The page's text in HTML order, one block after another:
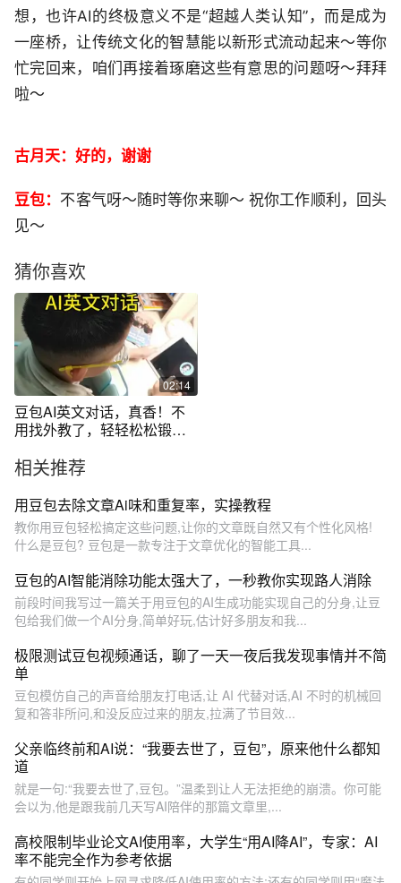
想，也许AI的终极意义不是“超越人类认知”，而是成为
一座桥，让传统文化的智慧能以新形式流动起来～等你
忙完回来，咱们再接着琢磨这些有意思的问题呀～拜拜
啦～
古月天：好的，谢谢
豆包： 不客气呀～随时等你来聊～ 祝你工作顺利，回头
见～
猜你喜欢
02:14
豆包AI英文对话，真香！不
用找外教了，轻轻松松锻炼
相关推荐
用豆包去除文章Ai味和重复率，实操教程
教你用豆包轻松搞定这些问题,让你的文章既自然又有个性化风格!
什么是豆包? 豆包是一款专注于文章优化的智能工具...
豆包的AI智能消除功能太强大了，一秒教你实现路人消除
前段时间我写过一篇关于用豆包的AI生成功能实现自己的分身,让豆
包给我们做一个AI分身,简单好玩,估计好多朋友和我...
极限测试豆包视频通话，聊了一天一夜后我发现事情并不简
单
豆包模仿自己的声音给朋友打电话,让 AI 代替对话,AI 不时的机械回
复和答非所问,和没反应过来的朋友,拉满了节目效...
父亲临终前和AI说：“我要去世了，豆包”，原来他什么都知
道
就是一句:“我要去世了,豆包。”温柔到让人无法拒绝的崩溃。你可能
会以为,他是跟我前几天写AI陪伴的那篇文章里,...
高校限制毕业论文AI使用率，大学生“用AI降AI”，专家：AI
率不能完全作为参考依据